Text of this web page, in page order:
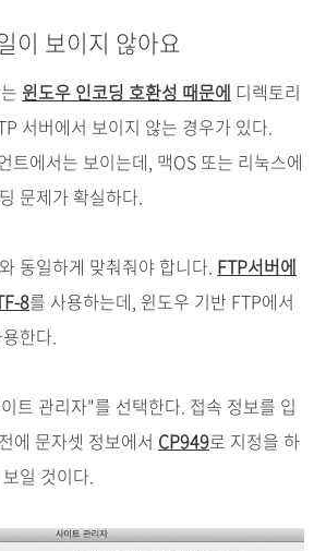
이 보이지 않아요
윈도우 인코딩 호환성 때문에 디렉토리
서버에서 보이지 않는 경우가 있다.
트에서는 보이는데, 맥OS 또는 리눅스에
문제가 확실하다.
동일하게 맞춰줘야 합니다. FTP서버에
8를 사용하는데, 윈도우 기반 FTP에서
한다.
트 관리자"를 선택한다. 접속 정보를 입
에 문자셋 정보에서 CP949로 지정을 하
일 것이다.